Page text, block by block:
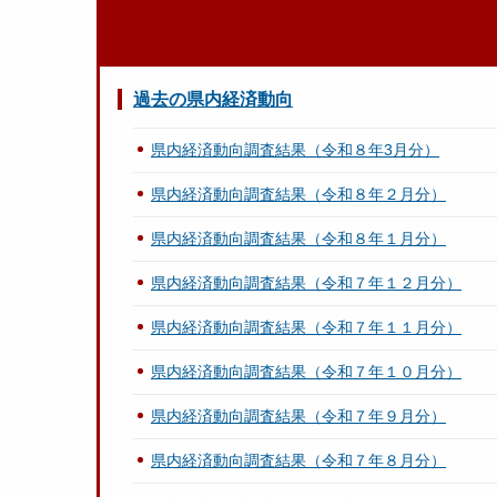
過去の県内経済動向
県内経済動向調査結果（令和８年3月分）
県内経済動向調査結果（令和８年２月分）
県内経済動向調査結果（令和８年１月分）
県内経済動向調査結果（令和７年１２月分）
県内経済動向調査結果（令和７年１１月分）
県内経済動向調査結果（令和７年１０月分）
県内経済動向調査結果（令和７年９月分）
県内経済動向調査結果（令和７年８月分）